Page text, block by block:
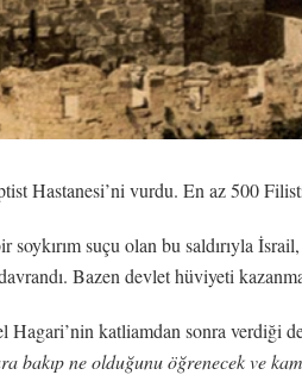
Hastanesi’ni vurdu. En az 500
soykırım suçu olan bu saldırıyla
Bazen devlet hüviyeti
katliamdan sonra verdiği
bakıp ne olduğunu öğrenecek ve